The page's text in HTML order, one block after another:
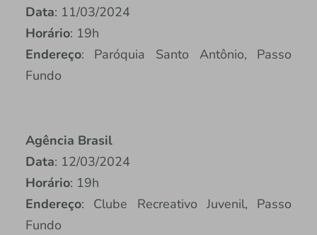
Data: 11/03/2024
Horário: 19h
Endereço: Paróquia Santo Antônio, Passo
Fundo
Agência Brasil
Data: 12/03/2024
Horário: 19h
Endereço: Clube Recreativo Juvenil, Passo
Fundo